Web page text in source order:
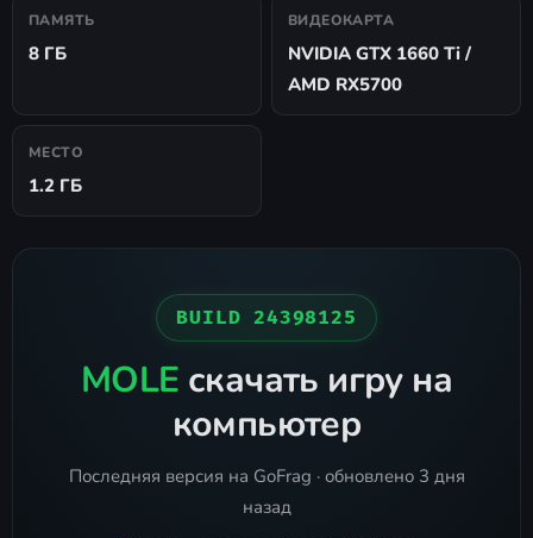
ПАМЯТЬ
8 ГБ
ВИДЕОКАРТА
NVIDIA GTX 1660 Ti /
AMD RX5700
МЕСТО
1.2 ГБ
BUILD 24398125
MOLE скачать игру на
компьютер
Последняя версия на GoFrag · обновлено 3 дня
назад